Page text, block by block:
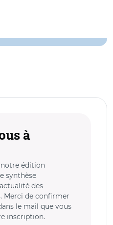
à
notre édition
synthèse
des
Merci de confirmer
le mail que vous
inscription.